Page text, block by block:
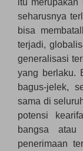
itu
seharusnya
bisa
terjadi,
generalisasi
yang berlaku.
bagus-jelek,
sama di
potensi
bangsa atau
penerimaan